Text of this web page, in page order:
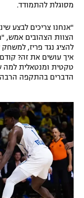
תקנון פעילות ספורט 1
רשיון להקרנה
הצטרפות לחבילת
לוח דרושים – ג'ובנט
תגיות
המגזין
מסוגלת להתמודד.
הצוות הצהובים אמש,
להציג נגד פריז,
איך עושים את זה?
טקטית ומנטאלית למה
הדברים בהתקפה הרבה